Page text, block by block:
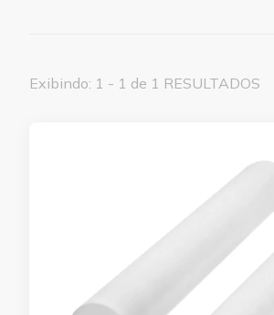
Exibindo: 1 - 1 de 1 RESULTADOS